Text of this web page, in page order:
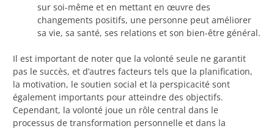
sur soi-même et en mettant en œuvre des
changements positifs, une personne peut améliorer
sa vie, sa santé, ses relations et son bien-être général.
Il est important de noter que la volonté seule ne garantit
pas le succès, et d’autres facteurs tels que la planification,
la motivation, le soutien social et la perspicacité sont
également importants pour atteindre des objectifs.
Cependant, la volonté joue un rôle central dans le
processus de transformation personnelle et dans la